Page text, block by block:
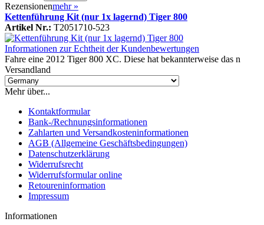
Rezensionenmehr »
Kettenführung Kit (nur 1x lagernd) Tiger 800
Artikel Nr.: T2051710-523
Informationen zur Echtheit der Kundenbewertungen
Fahre eine 2012 Tiger 800 XC. Diese hat bekannterweise das n
Versandland
Mehr über...
Kontaktformular
Bank-/Rechnungsinformationen
Zahlarten und Versandkosteninformationen
AGB (Allgemeine Geschäftsbedingungen)
Datenschutzerklärung
Widerrufsrecht
Widerrufsformular online
Retoureninformation
Impressum
Informationen